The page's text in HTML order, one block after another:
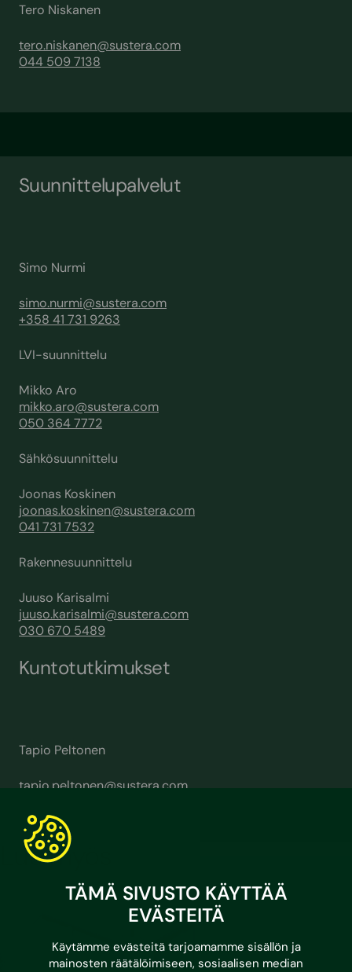
TÄMÄ SIVUSTO KÄYTTÄÄ
EVÄSTEITÄ
Käytämme evästeitä tarjoamamme sisällön ja
mainosten räätälöimiseen, sosiaalisen median
Tero Niskanen
tero.niskanen@sustera.com
044 509 7138
Suunnittelupalvelut
Simo Nurmi
simo.nurmi@sustera.com
+358 41 731 9263
LVI-suunnittelu
Mikko Aro
mikko.aro@sustera.com
050 364 7772
Sähkösuunnittelu
Joonas Koskinen
joonas.koskinen@sustera.com
041 731 7532
Rakennesuunnittelu
Juuso Karisalmi
juuso.karisalmi@sustera.com
030 670 5489
Kuntotutkimukset
Tapio Peltonen
tapio.peltonen@sustera.com
Lue myös